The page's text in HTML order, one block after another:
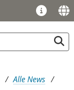
Alle News